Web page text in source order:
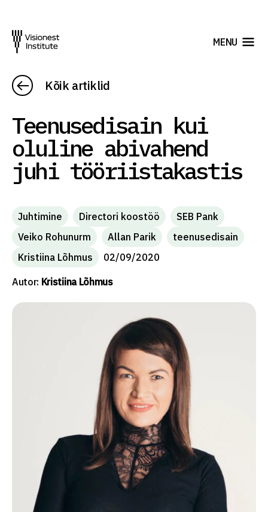
MENU
Kõik artiklid
Teenusedisain kui
oluline abivahend
juhi tööriistakastis
Juhtimine Directori koostöö
SEB Pank
Veiko Rohunurm
Allan Parik
teenusedisain
Kristiina Lõhmus
02/09/2020
Autor: Kristiina Lõhmus